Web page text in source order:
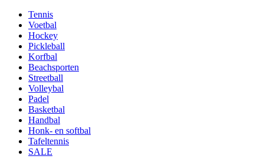
Tennis
Voetbal
Hockey
Pickleball
Korfbal
Beachsporten
Streetball
Volleybal
Padel
Basketbal
Handbal
Honk- en softbal
Tafeltennis
SALE